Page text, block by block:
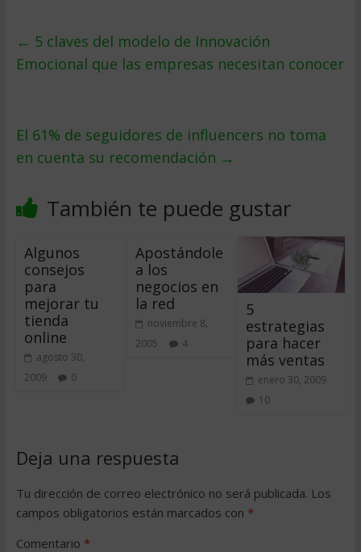
← 5 claves del modelo de Innovación
Emocional que las empresas necesitan conocer
El 61% de seguidores de influencers no toma
en cuenta su recomendación →
También te puede gustar
Algunos
consejos
para
mejorar tu
tienda
online
agosto 30,
2009
0
Apostándole
a los
negocios en
la red
noviembre 8,
2005
4
5
estrategias
para hacer
más ventas
enero 30, 2009
10
Deja una respuesta
Tu dirección de correo electrónico no será publicada. Los
campos obligatorios están marcados con *
Comentario *